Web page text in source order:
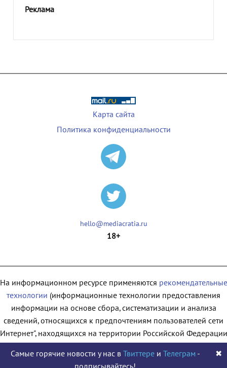
Реклама
Карта сайта
Политика конфиденциальности
hello@mediacratia.ru
18+
На информационном ресурсе применяются рекомендательные
технологии (информационные технологии предоставления
информации на основе сбора, систематизации и анализа
сведений, относящихся к предпочтениям пользователей сети
находящихся на территории Российской
Самые горячие новости у нас в Твиттереи Телеграм -
✖